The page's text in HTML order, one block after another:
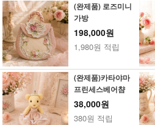
(완제품) 로즈미니
가방
198,000원
1,980원 적립
(완제품)카타야마
프린세스베어챰
38,000원
380원 적립